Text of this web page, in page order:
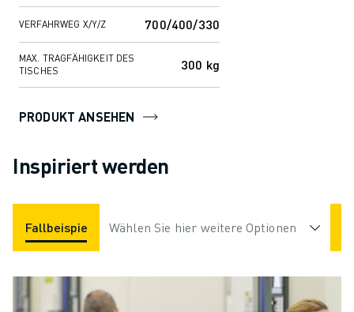
VERFAHRWEG X/Y/Z 700/400/330
MAX. TRAGFÄHIGKEIT DES
TISCHES
300 kg
PRODUKT ANSEHEN
Inspiriert werden
Fallbeispiele Anwendungen Branchen
Wählen Sie hier weitere Optionen